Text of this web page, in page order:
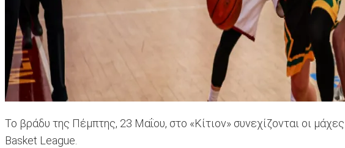
Το βράδυ της Πέμπτης, 23 Μαΐου, στο «Κίτιον» συνεχίζονται οι
Basket League.